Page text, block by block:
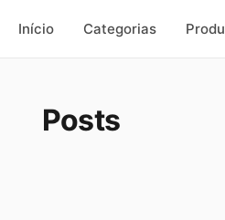
Início Categorias
Posts